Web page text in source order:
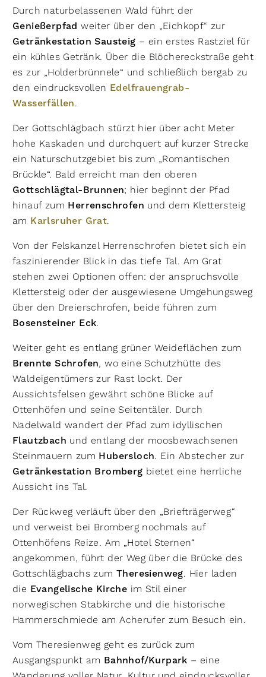
Durch naturbelassenen Wald führt der
Genießerpfad weiter über den „Eichkopf“ zur
Getränkestation Sausteig – ein erstes Rastziel für
ein kühles Getränk. Über die Blöchereckstraße geht
es zur „Holderbrünnele“ und schließlich bergab zu
den eindrucksvollen Edelfrauengrab-
Wasserfällen.
Der Gottschlägbach stürzt hier über acht Meter
hohe Kaskaden und durchquert auf kurzer Strecke
ein Naturschutzgebiet bis zum „Romantischen
Brückle“. Bald erreicht man den oberen
Gottschlägtal-Brunnen; hier beginnt der Pfad
hinauf zum Herrenschrofen und dem Klettersteig
am Karlsruher Grat.
Von der Felskanzel Herrenschrofen bietet sich ein
faszinierender Blick in das tiefe Tal. Am Grat
stehen zwei Optionen offen: der anspruchsvolle
Klettersteig oder der ausgewiesene Umgehungsweg
über den Dreierschrofen, beide führen zum
Bosensteiner Eck.
Weiter geht es entlang grüner Weideflächen zum
Brennte Schrofen, wo eine Schutzhütte des
Waldeigentümers zur Rast lockt. Der
Aussichtsfelsen gewährt schöne Blicke auf
Ottenhöfen und seine Seitentäler. Durch
Nadelwald wandert der Pfad zum idyllischen
Flautzbach und entlang der moosbewachsenen
Steinmauern zum Hubersloch. Ein Abstecher zur
Getränkestation Bromberg bietet eine herrliche
Aussicht ins Tal.
Der Rückweg verläuft über den „Briefträgerweg“
und verweist bei Bromberg nochmals auf
Ottenhöfens Reize. Am „Hotel Sternen“
angekommen, führt der Weg über die Brücke des
Gottschlägbachs zum Theresienweg. Hier laden
die Evangelische Kirche im Stil einer
norwegischen Stabkirche und die historische
Hammerschmiede am Acherufer zum Besuch ein.
Vom Theresienweg geht es zurück zum
Ausgangspunkt am Bahnhof/Kurpark – eine